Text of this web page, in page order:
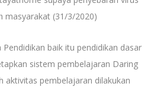
masyarakat (31/3/2020)
baik itu pendidikan dasar
sistem pembelajaran Daring
aktivitas pembelajaran dilakukan